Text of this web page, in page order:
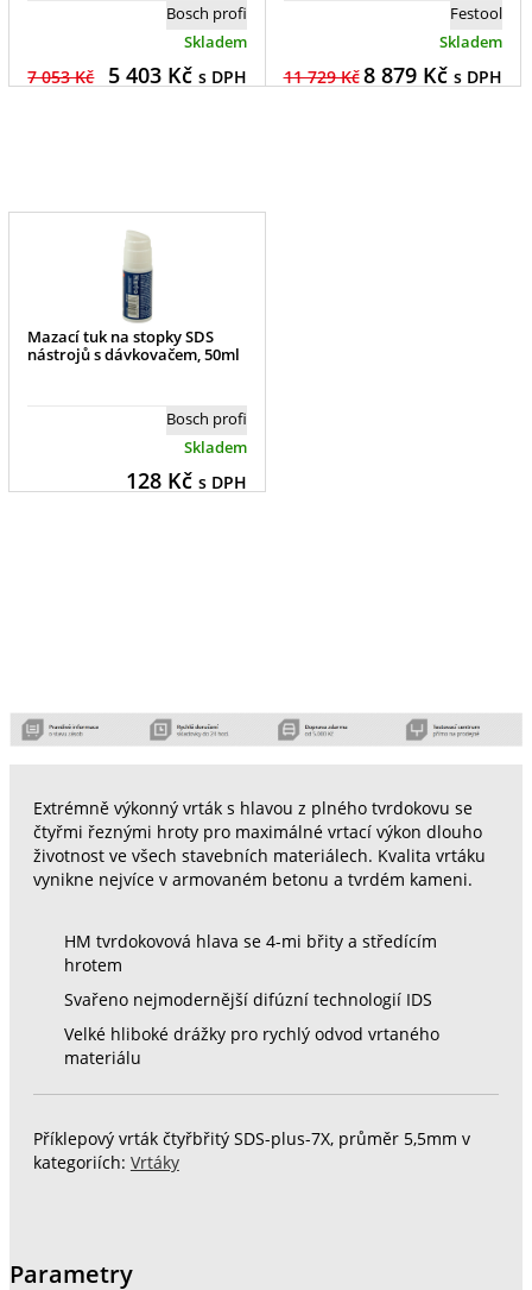
Bosch profi
Skladem
7 053 Kč 5 403Kč s DPH
Festool
Skladem
11 729 Kč8 879Kč s DPH
Mazací tuk na stopky SDS
nástrojů s dávkovačem, 50ml
Bosch profi
Skladem
128Kč s DPH
Extrémně výkonný vrták s hlavou z plného tvrdokovu se
čtyřmi řeznými hroty pro maximálné vrtací výkon dlouho
životnost ve všech stavebních materiálech. Kvalita vrtáku
vynikne nejvíce v armovaném betonu a tvrdém kameni.
HM tvrdokovová hlava se 4-mi břity a středícím
hrotem
Svařeno nejmodernější difúzní technologií IDS
Velké hliboké drážky pro rychlý odvod vrtaného
materiálu
Příklepový vrták čtyřbřitý SDS-plus-7X, průměr 5,5mm v
kategoriích: Vrtáky
Parametry